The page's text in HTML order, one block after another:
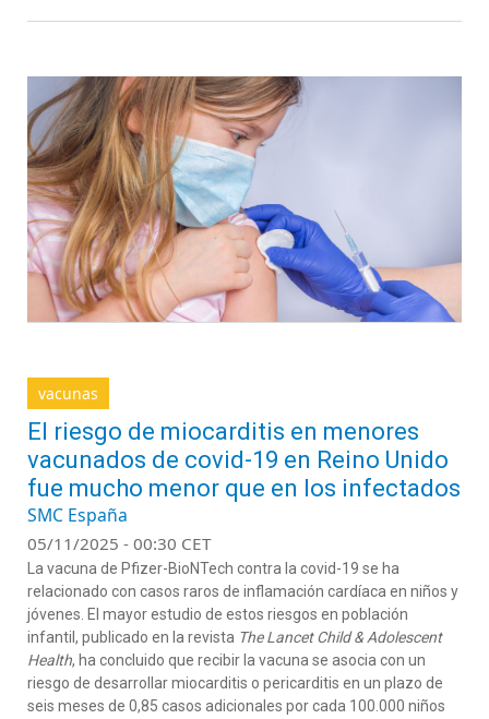
vacunas
El riesgo de miocarditis en menores
vacunados de covid-19 en Reino Unido
fue mucho menor que en los infectados
SMC España
05/11/2025 - 00:30 CET
La vacuna de Pfizer-BioNTech contra la covid-19 se ha
relacionado con casos raros de inflamación cardíaca en niños y
jóvenes. El mayor estudio de estos riesgos en población
infantil, publicado en la revista The Lancet Child & Adolescent
Health, ha concluido que recibir la vacuna se asocia con un
riesgo de desarrollar miocarditis o pericarditis en un plazo de
seis meses de 0,85 casos adicionales por cada 100.000 niños